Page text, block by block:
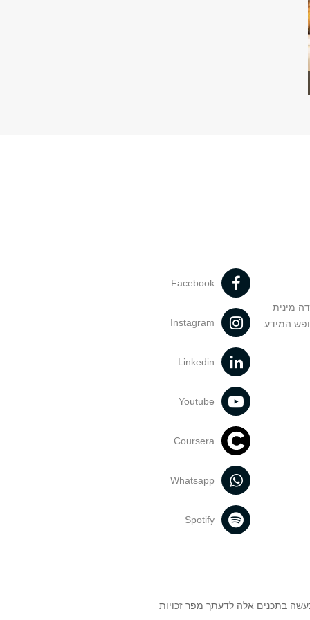
מינית
המידע
Facebook
Instagram
Linkedin
Youtube
Coursera
Whatsapp
Spotify
בתכנים אלה לדעתך מפר זכויות